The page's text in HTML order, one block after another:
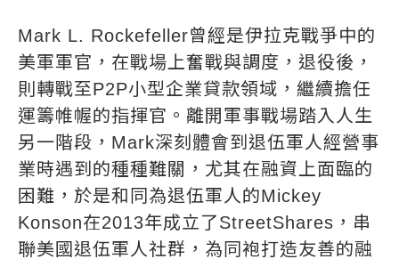
Mark L. Rockefeller曾經是伊拉克戰爭中的
美軍軍官，在戰場上奮戰與調度，退役後，
則轉戰至P2P小型企業貸款領域，繼續擔任
運籌帷幄的指揮官。離開軍事戰場踏入人生
另一階段，Mark深刻體會到退伍軍人經營事
業時遇到的種種難關，尤其在融資上面臨的
困難，於是和同為退伍軍人的Mickey
Konson在2013年成立了StreetShares，串
聯美國退伍軍人社群，為同袍打造友善的融